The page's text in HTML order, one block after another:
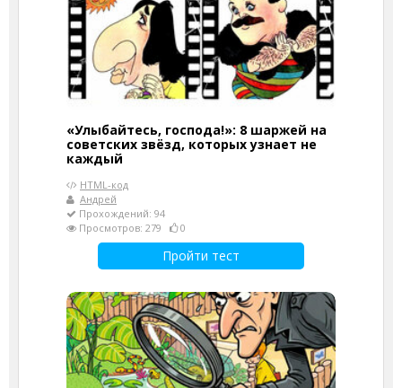
«Улыбайтесь, господа!»: 8 шаржей на
советских звёзд, которых узнает не
каждый
HTML-код
Андрей
Прохождений: 94
Просмотров: 279
0
Пройти тест